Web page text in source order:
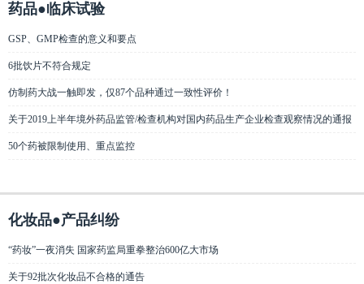
药品●临床试验
GSP、GMP检查的意义和要点
6批饮片不符合规定
仿制药大战一触即发，仅87个品种通过一致性评价！
关于2019上半年境外药品监管/检查机构对国内药品生产企业检查观察情况的通报
50个药被限制使用、重点监控
化妆品●产品纠纷
“药妆”一夜消失 国家药监局重拳整治600亿大市场
关于92批次化妆品不合格的通告